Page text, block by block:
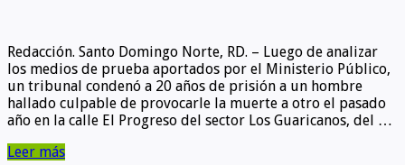
Redacción. Santo Domingo Norte, RD. – Luego de analizar
los medios de prueba aportados por el Ministerio Público,
un tribunal condenó a 20 años de prisión a un hombre
hallado culpable de provocarle la muerte a otro el pasado
año en la calle El Progreso del sector Los Guaricanos, del …
Leer más